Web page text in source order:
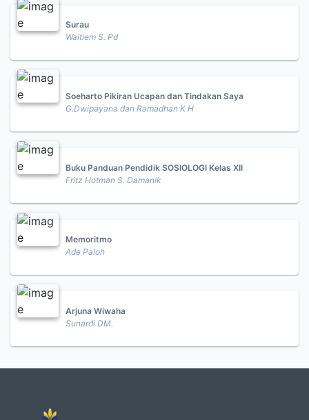
Surau
Waitiem S. Pd
Soeharto Pikiran Ucapan dan Tindakan Saya
G.Dwipayana dan Ramadhan K H
Buku Panduan Pendidik SOSIOLOGI Kelas XII
Fritz Hotman S. Damanik
Memoritmo
Ade Paloh
Arjuna Wiwaha
Sunardi DM.